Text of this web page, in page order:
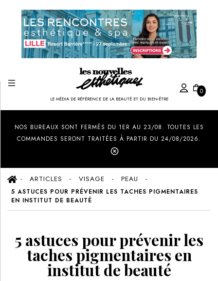
LE MÉDIA DE RÉFÉRENCE DE LA BEAUTÉ ET DU BIEN-ÊTRE
0
NOS BUREAUX SONT FERMÉS DU 1ER AU 23/08. TOUTES LES
COMMANDES SERONT TRAITÉES À PARTIR DU 24/08/2026.
ARTICLES VISAGE PEAU
5 ASTUCES POUR PRÉVENIR LES TACHES PIGMENTAIRES
EN INSTITUT DE BEAUTÉ
5 astuces pour prévenir les
taches pigmentaires en
institut de beauté